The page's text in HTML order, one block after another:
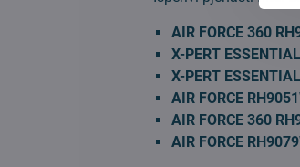
AIR FORCE 360
X-PERT
X-PERT
AIR FORCE
AIR FORCE 360
AIR FORCE